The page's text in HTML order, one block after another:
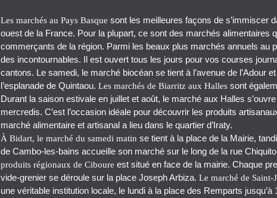
Les marchés au Pays Basque sont les meilleures façons de s’immiscer
ouest de la France. Pour la plupart, ce sont des marchés alimentaires
commerçants de la région. Parmi les beaux plus marchés annuels au
des incontournables. Il est ouvert tous les jours pour vos courses
cantons. Le samedi, le marché biocéan se tient à l’avenue de l’Adour
l’esplanade de Quintaou.Les marchés de Biarritz aux Halles sont
Durant la saison estivale en juillet et août, le marché aux Halles
mercredis. C’est l’occasion idéale pour découvrir les produits
marché alimentaire et artisanal a lieu dans le quartier d’Iraty.
À Bidart, le marché du samedi matin se tient à la place de la Mairie,
de Cambo-les-bains accueille son marché sur le long de la rue
produits régionaux de Ciboure est situé en face de la mairie. Chaque
vide-grenier se déroule sur la place Joseph Arbiza.Le marché de Saint-
une véritable institution locale, le lundi à la place des Remparts jusqu’à